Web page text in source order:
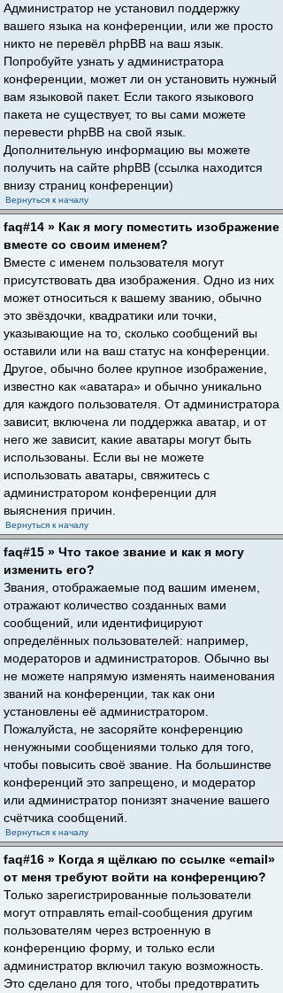
Администратор не установил поддержку
вашего языка на конференции, или же просто
никто не перевёл phpBB на ваш язык.
Попробуйте узнать у администратора
конференции, может ли он установить нужный
вам языковой пакет. Если такого языкового
пакета не существует, то вы сами можете
перевести phpBB на свой язык.
Дополнительную информацию вы можете
получить на сайте phpBB (ссылка находится
внизу страниц конференции)
Вернуться к началу
faq#14 » Как я могу поместить изображение
вместе со своим именем?
Вместе с именем пользователя могут
присутствовать два изображения. Одно из них
может относиться к вашему званию, обычно
это звёздочки, квадратики или точки,
указывающие на то, сколько сообщений вы
оставили или на ваш статус на конференции.
Другое, обычно более крупное изображение,
известно как «аватара» и обычно уникально
для каждого пользователя. От администратора
зависит, включена ли поддержка аватар, и от
него же зависит, какие аватары могут быть
использованы. Если вы не можете
использовать аватары, свяжитесь с
администратором конференции для
выяснения причин.
Вернуться к началу
faq#15 » Что такое звание и как я могу
изменить его?
Звания, отображаемые под вашим именем,
отражают количество созданных вами
сообщений, или идентифицируют
определённых пользователей: например,
модераторов и администраторов. Обычно вы
не можете напрямую изменять наименования
званий на конференции, так как они
установлены её администратором.
Пожалуйста, не засоряйте конференцию
ненужными сообщениями только для того,
чтобы повысить своё звание. На большинстве
конференций это запрещено, и модератор
или администратор понизят значение вашего
счётчика сообщений.
Вернуться к началу
faq#16 » Когда я щёлкаю по ссылке «email»
от меня требуют войти на конференцию?
Только зарегистрированные пользователи
могут отправлять email-сообщения другим
пользователям через встроенную в
конференцию форму, и только если
администратор включил такую возможность.
Это сделано для того, чтобы предотвратить